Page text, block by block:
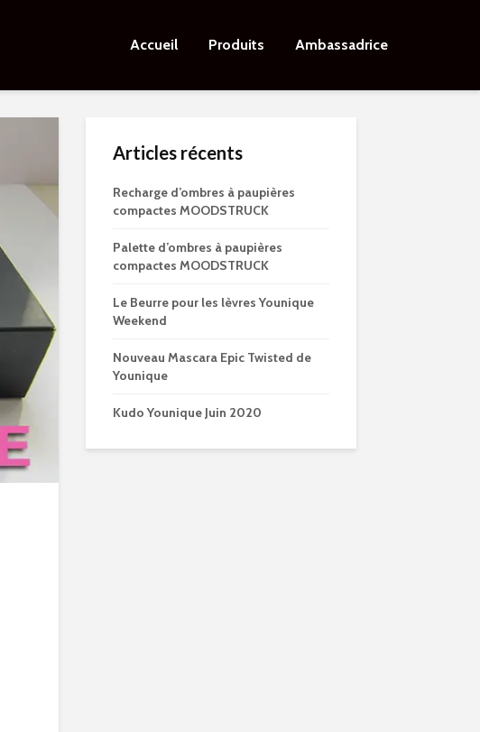
Accueil Produits Ambassadrice
Articles récents
Recharge d’ombres à paupières
compactes MOODSTRUCK
Palette d’ombres à paupières
compactes MOODSTRUCK
Le Beurre pour les lèvres Younique
Weekend
Nouveau Mascara Epic Twisted de
Younique
Kudo Younique Juin 2020